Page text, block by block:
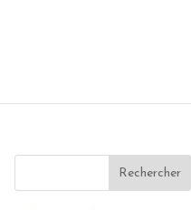
Rechercher